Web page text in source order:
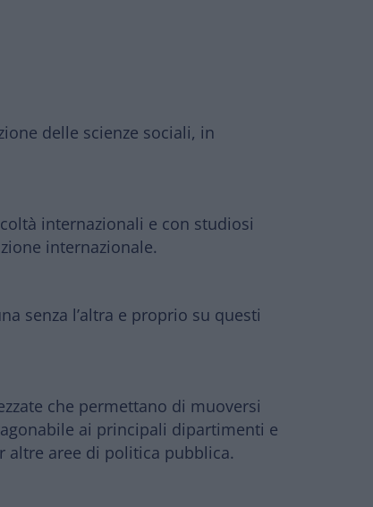
delle scienze sociali, in
internazionali e con studiosi
internazionale.
senza l’altra e proprio su questi
che permettano di muoversi
ai principali dipartimenti e
altre aree di politica pubblica.